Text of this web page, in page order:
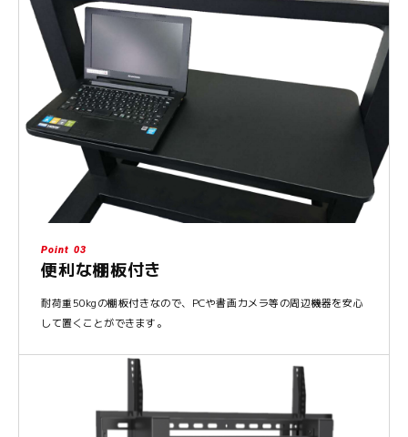
Point 03
便利な棚板付き
耐荷重50kgの棚板付きなので、PCや書画カメラ等の周辺機器を安心
して置くことができます。